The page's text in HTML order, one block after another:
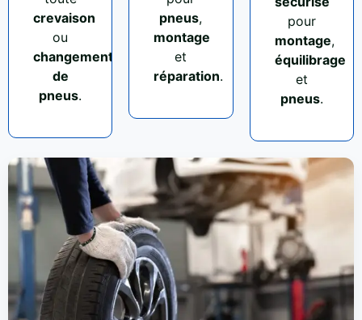
crevaison
ou
changement
de
pneus.
pneus,
montage
et
réparation.
pour
montage,
équilibrage
et
pneus.